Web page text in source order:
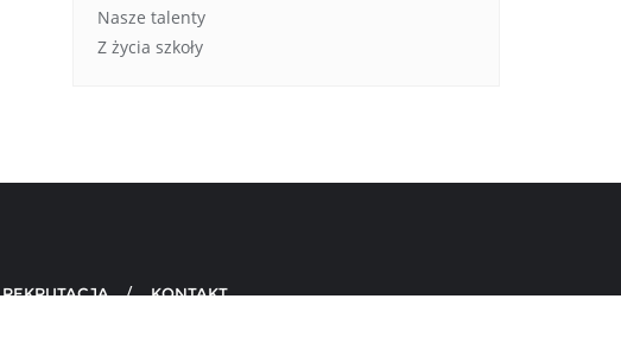
Nasze talenty
Z życia szkoły
REKRUTACJA KONTAKT